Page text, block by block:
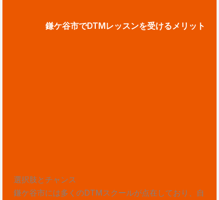
鎌ケ谷市でDTMレッスンを受けるメリット
選択肢とチャンス
鎌ケ谷市には多くのDTMスクールが点在しており、自